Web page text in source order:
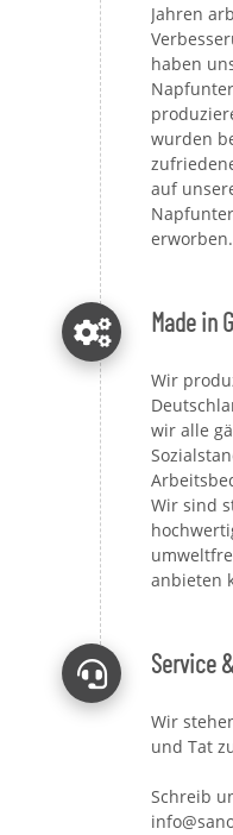
Jahren
haben
wurden
auf
erworben.
Made in
Wir
wir alle
Wir sind
anbieten
Service
Wir
und Tat
Schreib